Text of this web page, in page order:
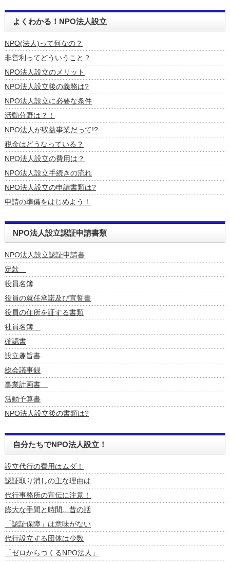
よくわかる！NPO法人設立
NPO(法人)って何なの？
非営利ってどういうこと？
NPO法人設立のメリット
NPO法人設立後の義務は?
NPO法人設立に必要な条件
活動分野は？！
NPO法人が収益事業だって!?
税金はどうなっている？
NPO法人設立の費用は？
NPO法人設立手続きの流れ
NPO法人設立の申請書類は?
申請の準備をはじめよう！
NPO法人設立認証申請書類
NPO法人設立認証申請書
定款
役員名簿
役員の就任承諾及び宣誓書
役員の住所を証する書類
社員名簿
確認書
設立趣旨書
総会議事録
事業計画書
活動予算書
NPO法人設立後の書類は?
自分たちでNPO法人設立！
設立代行の費用はムダ！
認証取り消しの主な理由は
代行事務所の宣伝に注意！
膨大な手間と時間…昔の話
「認証保障」は意味がない
代行設立する団体は少数
「ゼロからつくるNPO法人」